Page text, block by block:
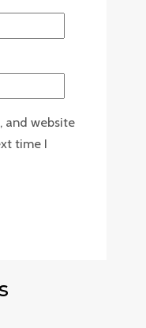
and website
time I